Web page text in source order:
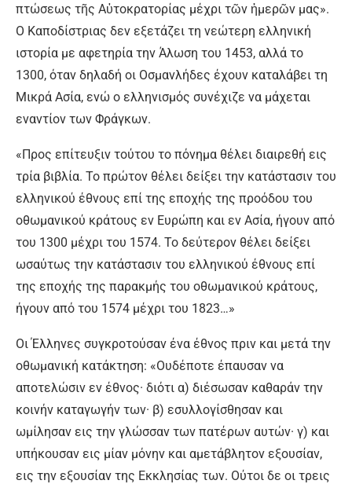
πτώσεως τῆς Αὐτοκρατορίας μέχρι τῶν ἡμερῶν μας».
Ο Καποδίστριας δεν εξετάζει τη νεώτερη ελληνική
ιστορία με αφετηρία την Άλωση του 1453, αλλά το
1300, όταν δηλαδή οι Οσμανλήδες έχουν καταλάβει τη
Μικρά Ασία, ενώ ο ελληνισμός συνέχιζε να μάχεται
εναντίον των Φράγκων.
«Προς επίτευξιν τούτου το πόνημα θέλει διαιρεθή εις
τρία βιβλία. Το πρώτον θέλει δείξει την κατάστασιν του
ελληνικού έθνους επί της εποχής της προόδου του
οθωμανικού κράτους εν Ευρώπη και εν Ασία, ήγουν από
του 1300 μέχρι του 1574. Το δεύτερον θέλει δείξει
ωσαύτως την κατάστασιν του ελληνικού έθνους επί
της εποχής της παρακμής του οθωμανικού κράτους,
ήγουν από του 1574 μέχρι του 1823…»
Οι Έλληνες συγκροτούσαν ένα έθνος πριν και μετά την
οθωμανική κατάκτηση: «Ουδέποτε έπαυσαν να
αποτελώσιν εν έθνος· διότι α) διέσωσαν καθαράν την
κοινήν καταγωγήν των· β) εσυλλογίσθησαν και
ωμίλησαν εις την γλώσσαν των πατέρων αυτών· γ) και
υπήκουσαν εις μίαν μόνην και αμετάβλητον εξουσίαν,
εις την εξουσίαν της Εκκλησίας των. Ούτοι δε οι τρεις